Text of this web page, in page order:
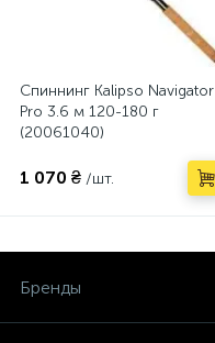
Спиннинг Kalipso Navigator
Pro 3.6 м 120-180 г
(20061040)
1 070 ₴ /шт.
Бренды